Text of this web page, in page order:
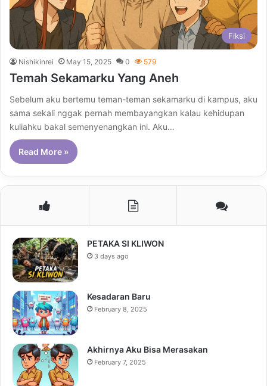
Fiksi
Nishikinrei May 15, 2025 0 579
Temah Sekamarku Yang Aneh
Sebelum aku bertemu teman-teman sekamarku di kampus, aku
sama sekali nggak pernah membayangkan kalau kehidupan
kuliahku bakal semenyenangkan ini. Aku…
Read More »
PETAKA SI KLIWON
3 days ago
Kesadaran Baru
February 8, 2025
Akhirnya Aku Bisa Merasakan
February 7, 2025